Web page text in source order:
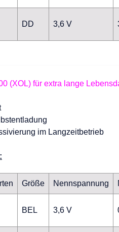
DD 3,6 V
(XOL) für extra lange
im Langzeitbetrieb
Größe Nennspannung
BEL 3,6 V